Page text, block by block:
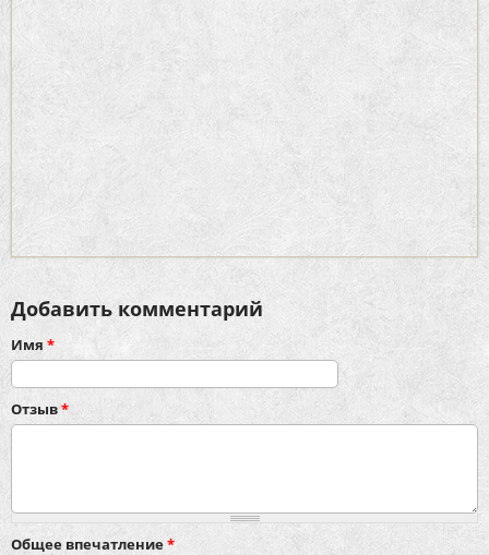
Добавить комментарий
Имя *
Отзыв*
Общее впечатление*